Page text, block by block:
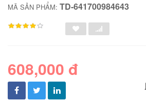
MÃ SẢN PHẨM: TD-641700984643
608,000 đ